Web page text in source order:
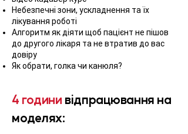
Небезпечні зони, ускладнення та їх
лікування роботі
Алгоритм як діяти щоб пацієнт не пішов
до другого лікаря та не втратив до вас
довіру
Як обрати, голка чи канюля?
4 години відпрацювання на
моделях: